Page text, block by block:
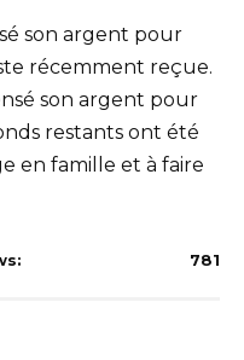
son argent pour
récemment reçue.
son argent pour
restants ont été
en famille et à faire
781